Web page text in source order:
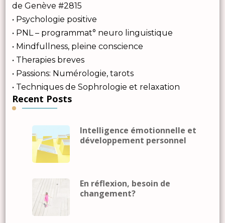
de Genève #2815
• Psychologie positive
• PNL – programmat° neuro linguistique
• Mindfullness, pleine conscience
• Therapies breves
• Passions: Numérologie, tarots
• Techniques de Sophrologie et relaxation
Recent Posts
Intelligence émotionnelle et
développement personnel
En réflexion, besoin de
changement?